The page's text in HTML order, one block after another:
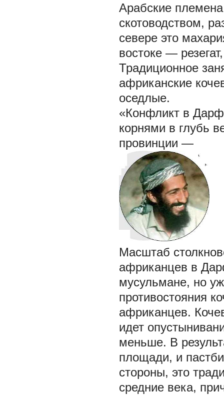
Арабские
скотоводством,
севере это
востоке —
Традиционное
африканские
оседлые.
«Конфликт в
корнями в глубь
провинции —
Масштаб
африканцев в
мусульмане, но
противостояния
африканцев.
идет
меньше. В
площади, и
стороны, это
средние века,